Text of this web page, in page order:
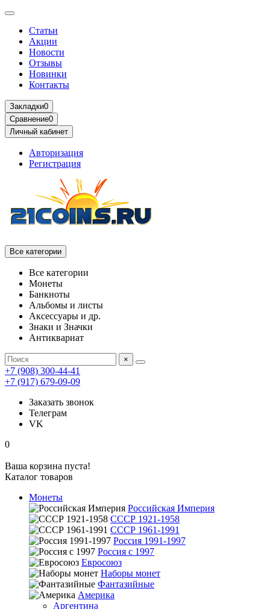
Статьи
Акции
Новости
Отзывы
Новинки
Контакты
Закладки0
Сравнение0
Личный кабинет
Авторизация
Регистрация
Все категории
Все категории
Монеты
Банкноты
Альбомы и листы
Аксессуары и др.
Знаки и Значки
Антиквариат
×
+7 (908) 300-44-41
+7 (917) 679-09-09
Заказать звонок
Телеграм
VK
0
Ваша корзина пуста!
Каталог товаров
Монеты
Российская Империя
СССР 1921-1958
СССР 1961-1991
Россия 1991-1997
Россия с 1997
Евросоюз
Наборы монет
Фантазийные
Америка
Аргентина